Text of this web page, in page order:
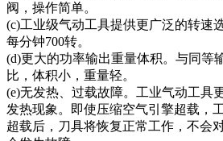
阀，操作简单。
(c)工业级气动工具提供更广泛的转速
每分钟700转。
(d)更大的功率输出重量体积。与同等
比，体积小，重量轻。
(e)无发热、过载故障。工业气动工具
发热现象。即使压缩空气引擎超载，
超载后，刀具将恢复正常工作，不会